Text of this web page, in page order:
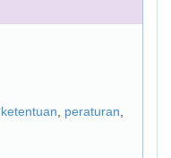
ketentuan peraturan